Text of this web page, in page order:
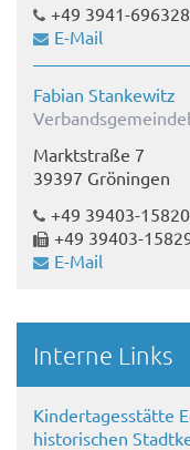
+49 3941-696328
E-Mail
Fabian Stankewitz
Marktstraße 7
39397 Gröningen
+49 39403-
+49 39403-
E-Mail
Interne Links
Kindertagesstätte
historischen